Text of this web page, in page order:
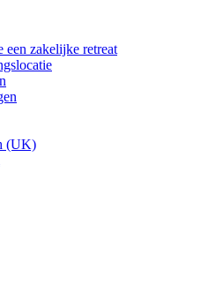
een zakelijke retreat
(UK)